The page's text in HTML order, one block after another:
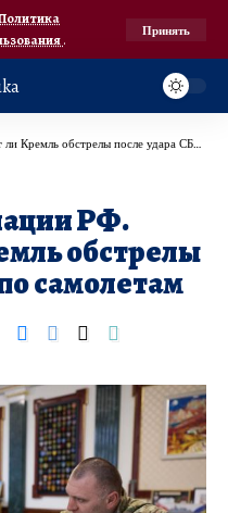
.
Принять
обстрелы после удара СБУ по самолетам
РФ.
обстрелы
самолетам